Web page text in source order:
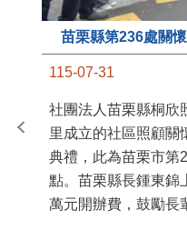
苗栗縣第236處關
115-07-31
社團法人苗栗縣桐欣
里成立的社區照顧關
典禮，此為苗栗市第
點。苗栗縣長鍾東錦
萬元開辦費，鼓勵長